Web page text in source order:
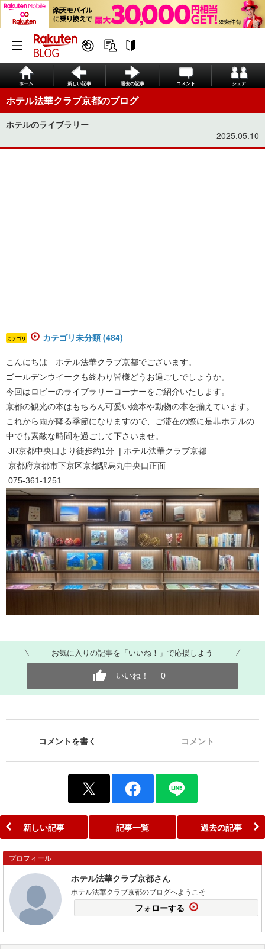
ホーム 新しい記事 過去の記事 コメント シェア
ホテル法華クラブ京都のブログ
ホテルのライブラリー
2025.05.10
カテゴリ カテゴリ未分類 (484)
こんにちは ホテル法華クラブ京都でございます。
ゴールデンウイークも終わり皆様どうお過ごしでしょうか。
今回はロビーのライブラリーコーナーをご紹介いたします。
京都の観光の本はもちろん可愛い絵本や動物の本を揃えています。
これから雨が降る季節になりますので、ご滞在の際に是非ホテルの
中でも素敵な時間を過ごして下さいませ。
JR京都中央口より徒歩約1分 | ホテル法華クラブ京都
京都府京都市下京区京都駅烏丸中央口正面
075-361-1251
お気に入りの記事を「いいね！」で応援しよう
いいね！ 0
コメントを書く コメント
新しい記事 記事一覧 過去の記事
プロフィール
ホテル法華クラブ京都さん
ホテル法華クラブ京都のブログへようこそ
フォローする